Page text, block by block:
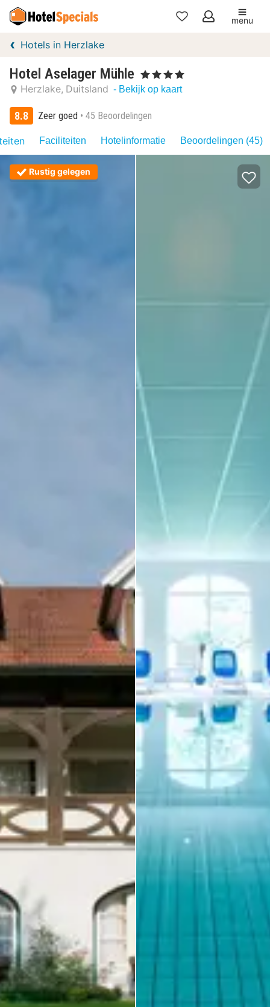
Mijn
menu
Hotels in Herzlake
Hotel Aselager Mühle , 4 Sterren
Herzlake Duitsland - Bekijk op kaart
8.8 Zeer goed 45 Beoordelingen
Faciliteiten Hotelinformatie Beoordelingen (45)
Rustig gelegen